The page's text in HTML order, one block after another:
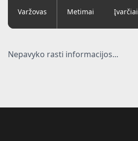
Varžovas Metimai Įvarčiai
Nepavyko rasti informacijos...